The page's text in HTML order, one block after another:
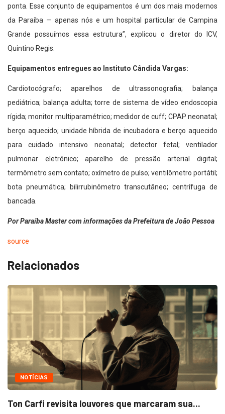
ponta. Esse conjunto de equipamentos é um dos mais modernos
da Paraíba — apenas nós e um hospital particular de Campina
Grande possuímos essa estrutura”, explicou o diretor do ICV,
Quintino Regis.
Equipamentos entregues ao Instituto Cândida Vargas:
Cardiotocógrafo; aparelhos de ultrassonografia; balança
pediátrica; balança adulta; torre de sistema de vídeo endoscopia
rígida; monitor multiparamétrico; medidor de cuff; CPAP neonatal;
berço aquecido; unidade híbrida de incubadora e berço aquecido
para cuidado intensivo neonatal; detector fetal; ventilador
pulmonar eletrônico; aparelho de pressão arterial digital;
termômetro sem contato; oxímetro de pulso; ventilômetro portátil;
bota pneumática; bilirrubinômetro transcutâneo; centrífuga de
bancada.
Por Paraíba Master com informações da Prefeitura de João Pessoa
source
Relacionados
NOTÍCIAS
Ton Carfi revisita louvores que marcaram sua...